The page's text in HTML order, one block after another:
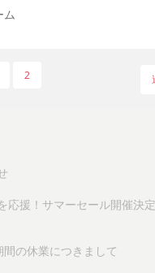
ム
2
応援！サマーセール開催決
間の休業につきまして